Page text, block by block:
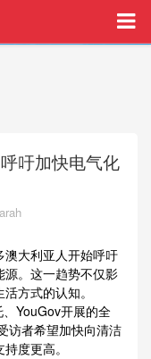
心购房
吁加快电气化
大利亚人开始呼吁
。这一趋势不仅影
方式的认知。
YouGov开展的全
访者希望加快向清洁
度更高。